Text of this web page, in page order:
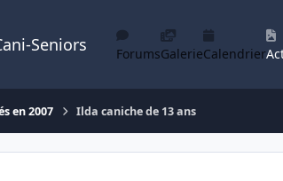
Seniors ForumsGalerieCalendrier
en 2007 Ilda caniche de 13 ans